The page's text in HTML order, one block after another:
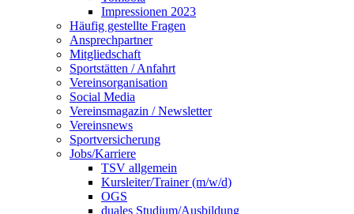
Impressionen 2023
Häufig gestellte Fragen
Ansprechpartner
Mitgliedschaft
Sportstätten / Anfahrt
Vereinsorganisation
Social Media
Vereinsmagazin / Newsletter
Vereinsnews
Sportversicherung
Jobs/Karriere
TSV allgemein
Kursleiter/Trainer (m/w/d)
OGS
duales Studium/Ausbildung